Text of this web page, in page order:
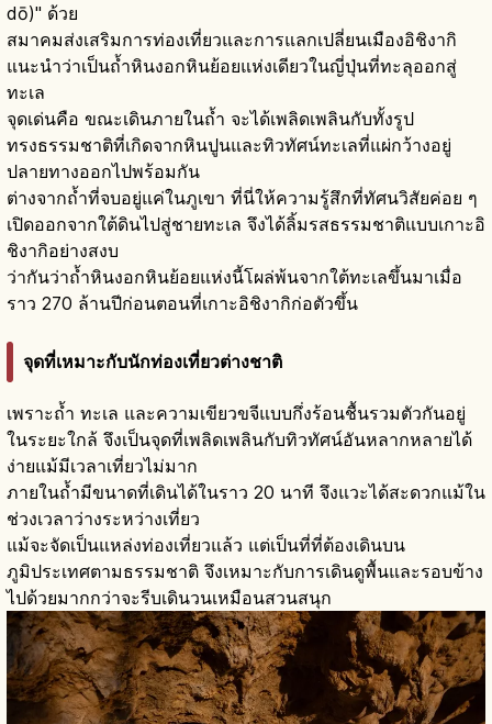
dō)" ด้วย
สมาคมส่งเสริมการท่องเที่ยวและการแลกเปลี่ยนเมืองอิชิงากิ
แนะนำว่าเป็นถ้ำหินงอกหินย้อยแห่งเดียวในญี่ปุ่นที่ทะลุออกสู่
ทะเล
จุดเด่นคือ ขณะเดินภายในถ้ำ จะได้เพลิดเพลินกับทั้งรูป
ทรงธรรมชาติที่เกิดจากหินปูนและทิวทัศน์ทะเลที่แผ่กว้างอยู่
ปลายทางออกไปพร้อมกัน
ต่างจากถ้ำที่จบอยู่แค่ในภูเขา ที่นี่ให้ความรู้สึกที่ทัศนวิสัยค่อย ๆ
เปิดออกจากใต้ดินไปสู่ชายทะเล จึงได้ลิ้มรสธรรมชาติแบบเกาะอิ
ชิงากิอย่างสงบ
ว่ากันว่าถ้ำหินงอกหินย้อยแห่งนี้โผล่พ้นจากใต้ทะเลขึ้นมาเมื่อ
ราว 270 ล้านปีก่อนตอนที่เกาะอิชิงากิก่อตัวขึ้น
จุดที่เหมาะกับนักท่องเที่ยวต่างชาติ
เพราะถ้ำ ทะเล และความเขียวขจีแบบกึ่งร้อนชื้นรวมตัวกันอยู่
ในระยะใกล้ จึงเป็นจุดที่เพลิดเพลินกับทิวทัศน์อันหลากหลายได้
ง่ายแม้มีเวลาเที่ยวไม่มาก
ภายในถ้ำมีขนาดที่เดินได้ในราว 20 นาที จึงแวะได้สะดวกแม้ใน
ช่วงเวลาว่างระหว่างเที่ยว
แม้จะจัดเป็นแหล่งท่องเที่ยวแล้ว แต่เป็นที่ที่ต้องเดินบน
ภูมิประเทศตามธรรมชาติ จึงเหมาะกับการเดินดูพื้นและรอบข้าง
ไปด้วยมากกว่าจะรีบเดินวนเหมือนสวนสนุก